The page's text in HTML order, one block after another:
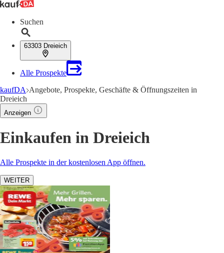
Suchen
63303 Dreieich
Alle Prospekte
kaufDA Angebote, Prospekte, Geschäfte & Öffnungszeiten in
Dreieich
Anzeigen
Einkaufen in Dreieich
Alle Prospekte in der kostenlosen App öffnen.
WEITER